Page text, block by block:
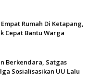
Rumah Di Ketapang,
Cepat Bantu Warga
Berkendara, Satgas
Sosialisasikan UU Lalu